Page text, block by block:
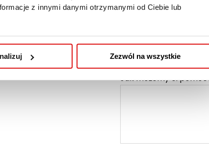
z innymi danymi otrzymanymi od Ciebie lub
Zezwól na wszystkie
Jak możemy ci